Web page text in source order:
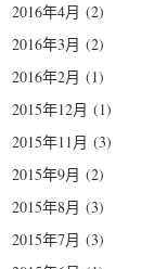
2016年4月 (2)
2016年3月 (2)
2016年2月 (1)
2015年12月 (1)
2015年11月 (3)
2015年9月 (2)
2015年8月 (3)
2015年7月 (3)